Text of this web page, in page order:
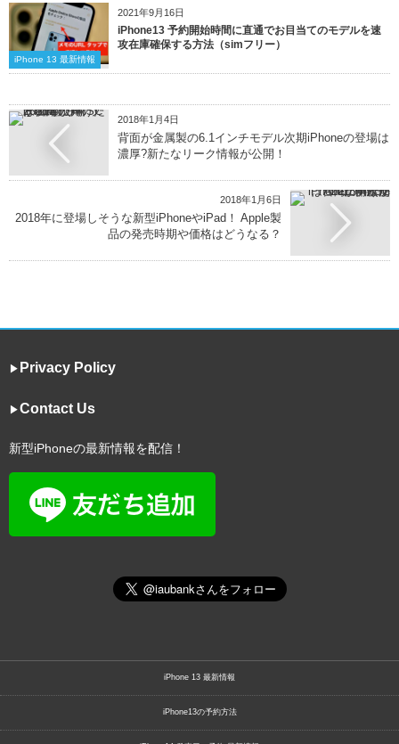
2021年9月16日
iPhone 13 最新情報
iPhone13 予約開始時間に直通でお目当てのモデルを速
攻在庫確保する方法（simフリー）
2018年1月4日
背面が金属製の6.1インチモデル次期iPhoneの登場は
濃厚?新たなリーク情報が公開！
2018年1月6日
2018年に登場しそうな新型iPhoneやiPad！ Apple製
品の発売時期や価格はどうなる？
▶︎ Privacy Policy
▶︎Contact Us
新型iPhoneの最新情報を配信！
iPhone 13 最新情報
iPhone13の予約方法